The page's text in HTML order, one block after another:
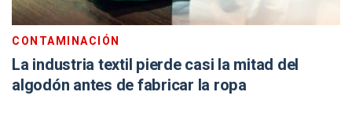
CONTAMINACIÓN
La industria textil pierde casi la mitad del
algodón antes de fabricar la ropa